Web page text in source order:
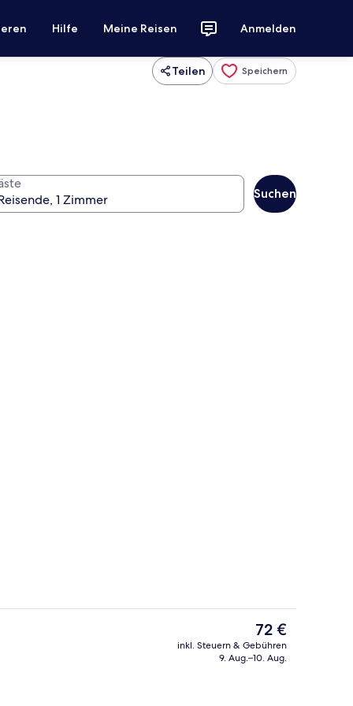
Hilfe Meine Reisen Anmelden
Teilen Speichern
Suchen
| Badezimmer | Komfortbadewanne, Handtücher
Außenbereich
Der
aktuelle
Preis
72 €
inkl. Steuern & Gebühren
9. Aug.–10. Aug.